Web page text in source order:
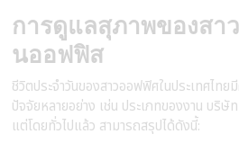
การดูแลสุภาพของสา
นออฟฟิส
ชีวิตประจำวันของสาวออฟฟิศในประเทศไท
ปัจจัยหลายอย่าง เช่น ประเภทของงาน บริษั
แต่โดยทั่วไปแล้ว สามารถสรุปได้ดังนี้: